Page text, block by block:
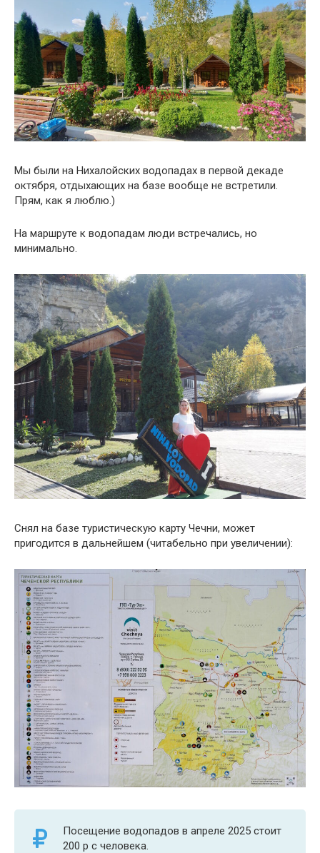
Мы были на Нихалойских водопадах в первой декаде
октября, отдыхающих на базе вообще не встретили.
Прям, как я люблю.)
На маршруте к водопадам люди встречались, но
минимально.
Снял на базе туристическую карту Чечни, может
пригодится в дальнейшем (читабельно при увеличении):
Посещение водопадов в апреле 2025 стоит
200 р с человека.